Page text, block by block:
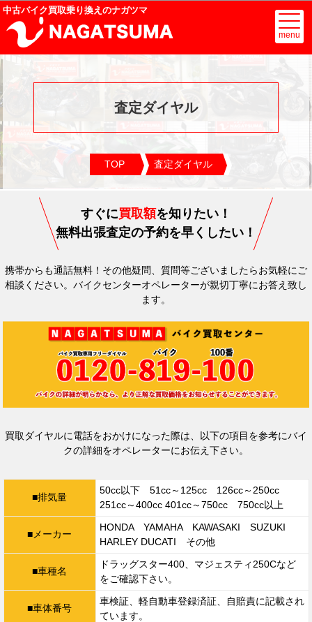
中古バイク買取乗り換えのナガツマ
menu
査定ダイヤル
TOP 査定ダイヤル
すぐに買取額を知りたい！
無料出張査定の予約を早くしたい！
携帯からも通話無料！ その他疑問、質問等ございましたらお気軽にご
相談ください。 バイクセンターオペレーターが親切丁寧にお答え致し
ます。
買取ダイヤルに電話をおかけになった際は、 以下の項目を参考にバイ
クの詳細をオペレーターにお伝え下さい。
■排気量
50cc以下 51cc～125cc 126cc～250cc
251cc～400cc 401cc～750cc 750cc以上
■メーカー
HONDA YAMAHA KAWASAKI SUZUKI
HARLEY DUCATI その他
■車種名
ドラッグスター400、マジェスティ250Cなど
をご確認下さい。
■車体番号
車検証、軽自動車登録済証、自賠責に記載され
ています。